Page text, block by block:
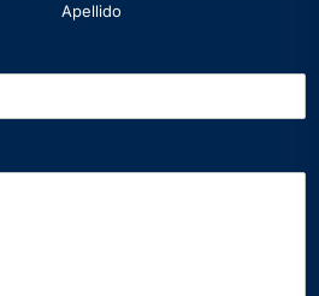
Apellido